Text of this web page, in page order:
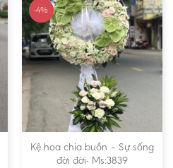
-4%
Kệ hoa chia buồn – Sự sống
đời đời- Ms:3839